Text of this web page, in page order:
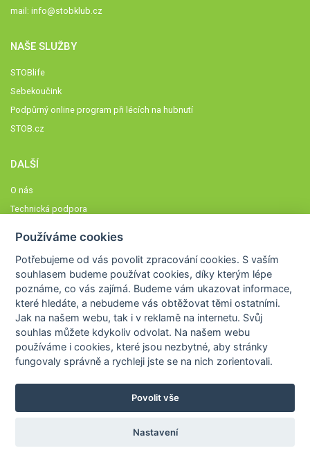
mail: info@stobklub.cz
NAŠE SLUŽBY
STOBlife
Sebekoučink
Podpůrný online program při lécích na hubnutí
STOB.cz
DALŠÍ
O nás
Technická podpora
Členové STOBklubu
Zásady nakládání s osobními údaji
Otestujte se
Spočítejte si
Výzva 52
WWW.HRAVEZIJZDRAVE.CZ
Používáme cookies
Potřebujeme od vás povolit zpracování cookies. S vaším
souhlasem budeme používat cookies, díky kterým lépe
poznáme,co vás zajímá. Budeme vám ukazovat informace,
které hledáte, a nebudeme vás obtěžovat těmi ostatními.
Jak na našem webu, tak i v reklamě na internetu. Svůj
souhlas můžete kdykoliv odvolat. Na našem webu
používáme i cookies, které jsou nezbytné, aby stránky
fungovaly správně a rychleji jste se na nich zorientovali.
Povolit vše
Nastavení